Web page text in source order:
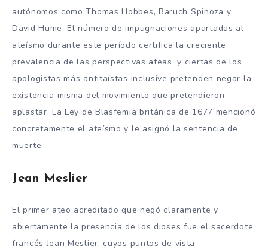
autónomos como Thomas Hobbes, Baruch Spinoza y
David Hume. El número de impugnaciones apartadas al
ateísmo durante este período certifica la creciente
prevalencia de las perspectivas ateas, y ciertas de los
apologistas más antitaístas inclusive pretenden negar la
existencia misma del movimiento que pretendieron
aplastar. La Ley de Blasfemia británica de 1677 mencionó
concretamente el ateísmo y le asignó la sentencia de
muerte.
Jean Meslier
El primer ateo acreditado que negó claramente y
abiertamente la presencia de los dioses fue el sacerdote
francés Jean Meslier, cuyos puntos de vista